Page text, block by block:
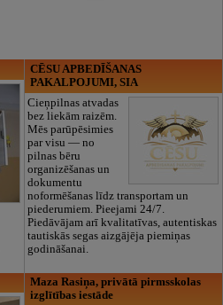
CĒSU APBEDĪŠANAS
PAKALPOJUMI, SIA
Cieņpilnas atvadas
bez liekām raizēm.
Mēs parūpēsimies
par visu — no
pilnas bēru
organizēšanas un
dokumentu
noformēšanas līdz transportam un
piederumiem. Pieejami 24/7.
Piedāvājam arī kvalitatīvas, autentiskas
tautiskās segas aizgājēja piemiņas
godināšanai.
Maza Rasiņa, privātā pirmsskolas
izglītības iestāde